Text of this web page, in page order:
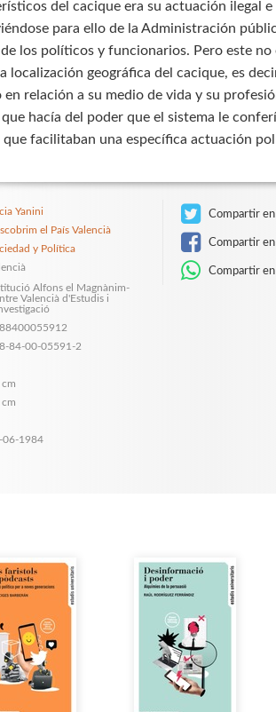
del cacique era su actuación ilegal
para ello de la Administración
los políticos y funcionarios. Pero este no
localización geográfica del cacique, es
relación a su medio de vida y su
hacía del poder que el sistema le
que facilitaban una específica actuación
Yanini
el País Valencià
y Política
Alfons el Magnànim-
Valencià d'Estudis i
84-00-05591-2
cm
cm
06-1984
Compartir
Compartir en
Compartir